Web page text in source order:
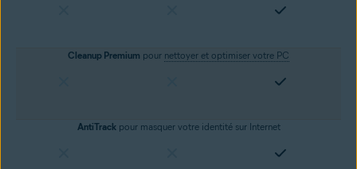
Cleanup Premium pour nettoyer et optimiser votre PC
AntiTrackpour masquer votre identité sur Internet